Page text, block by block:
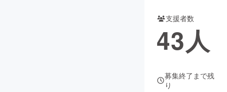
支援者数
43人
募集終了まで残
り